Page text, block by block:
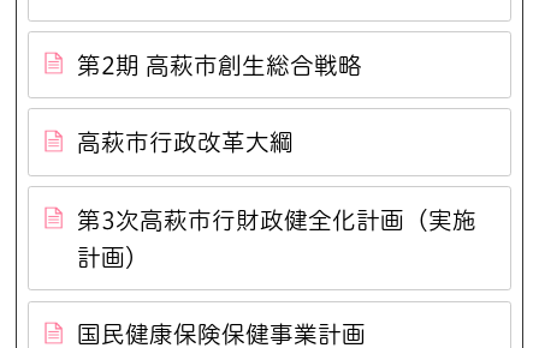
第2期 高萩市創生総合戦略
高萩市行政改革大綱
第3次高萩市行財政健全化計画（実施
計画）
国民健康保険保健事業計画